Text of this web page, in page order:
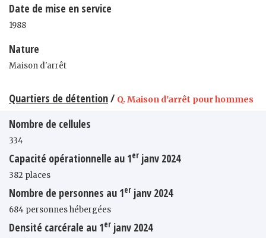
Date de mise en service
1988
Nature
Maison d'arrêt
Quartiers de détention/ Q. Maison d'arrêt pour hommes
Nombre de cellules
334
Capacité opérationnelle au 1er janv 2024
382 places
Nombre de personnes au 1er janv 2024
684 personnes hébergées
Densité carcérale au 1er janv 2024